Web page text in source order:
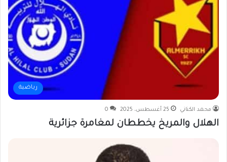
رياضية
محمد الكناني 25 أغسطس، 2025 0
الهلال والمريخ يخططان لمغامرة جزائرية